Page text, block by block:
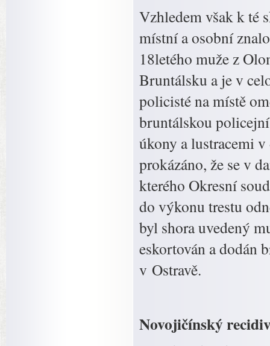
Vzhledem však k té
místní a osobní
18letého muže z
Bruntálsku a je v
policisté na místě
bruntálskou
úkony a lustracemi
prokázáno, že se v
kterého Okresní
do výkonu trestu
byl shora uvedený
eskortován a dodán
v Ostravě.
Novojičínský